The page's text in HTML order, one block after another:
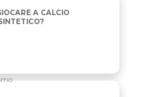
A CALCIO SULL’ERBA O
A CALCIO